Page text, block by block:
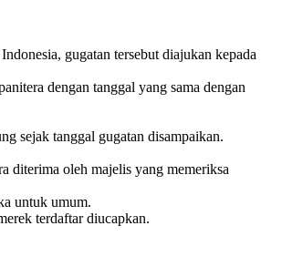
gugatan tersebut diajukan kepada
dengan tanggal yang sama dengan
sejak tanggal gugatan disampaikan.
diterima oleh majelis yang memeriksa
untuk umum.
terdaftar diucapkan.